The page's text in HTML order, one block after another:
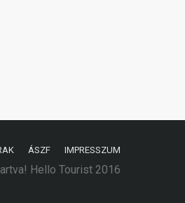
ÁSZF IMPRESSZUM
Hello Tourist 2016